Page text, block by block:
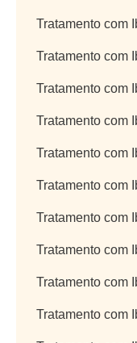
Tratamento com
Tratamento com
Tratamento com
Tratamento com
Tratamento com
Tratamento com
Tratamento com
Tratamento com
Tratamento com
Tratamento com